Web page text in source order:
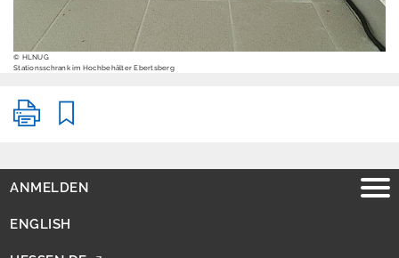
Geophysik
Geowissenschaftlic
Landesplanung
Hydrogeologie
© HLNUG
Stationsschrank im Hochbehälter Ebertsberg
ANMELDEN
ENGLISH